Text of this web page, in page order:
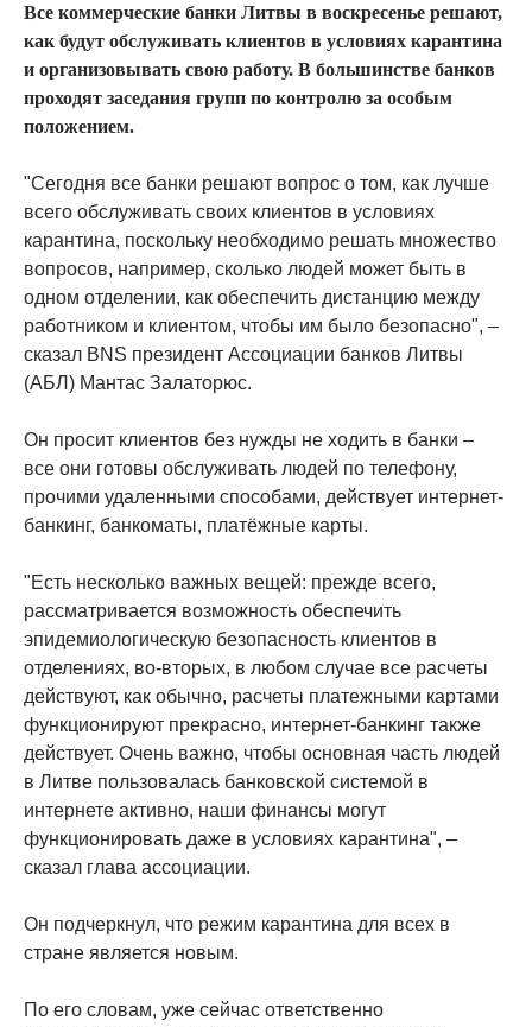
Все коммерческие банки Литвы в воскресенье решают,
как будут обслуживать клиентов в условиях карантина
и организовывать свою работу. В большинстве банков
проходят заседания групп по контролю за особым
положением.
"Сегодня все банки решают вопрос о том, как лучше
всего обслуживать своих клиентов в условиях
карантина, поскольку необходимо решать множество
вопросов, например, сколько людей может быть в
одном отделении, как обеспечить дистанцию между
работником и клиентом, чтобы им было безопасно", –
сказал BNS президент Ассоциации банков Литвы
(АБЛ) Мантас Залаторюс.
Он просит клиентов без нужды не ходить в банки –
все они готовы обслуживать людей по телефону,
прочими удаленными способами, действует интернет-
банкинг, банкоматы, платёжные карты.
"Есть несколько важных вещей: прежде всего,
рассматривается возможность обеспечить
эпидемиологическую безопасность клиентов в
отделениях, во-вторых, в любом случае все расчеты
действуют, как обычно, расчеты платежными картами
функционируют прекрасно, интернет-банкинг также
действует. Очень важно, чтобы основная часть людей
в Литве пользовалась банковской системой в
интернете активно, наши финансы могут
функционировать даже в условиях карантина", –
сказал глава ассоциации.
Он подчеркнул, что режим карантина для всех в
стране является новым.
По его словам, уже сейчас ответственно